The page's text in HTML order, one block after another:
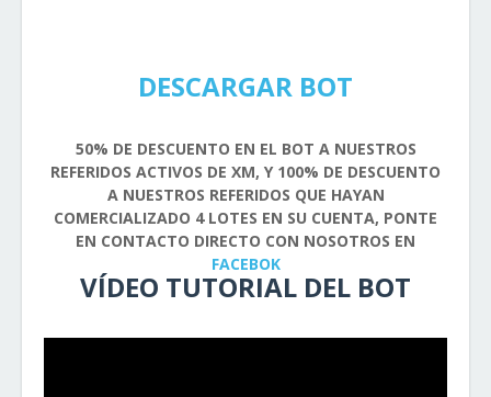
DESCARGAR BOT
50% DE DESCUENTO EN EL BOT A NUESTROS
REFERIDOS ACTIVOS DE XM, Y 100% DE DESCUENTO
A NUESTROS REFERIDOS QUE HAYAN
COMERCIALIZADO 4 LOTES EN SU CUENTA, PONTE
EN CONTACTO DIRECTO CON NOSOTROS EN
FACEBOK
VÍDEO TUTORIAL DEL BOT